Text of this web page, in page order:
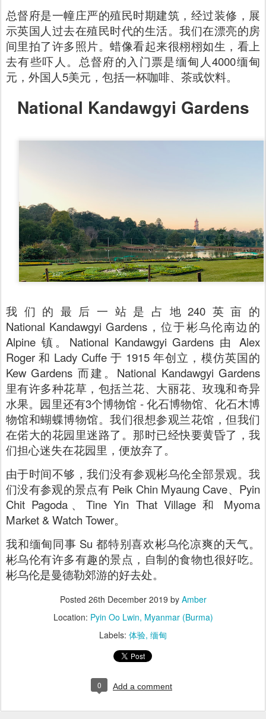
总督府是一幢庄严的殖民时期建筑，经过装修，展
示英国人过去在殖民时代的生活。我们在漂亮的房
间里拍了许多照片。蜡像看起来很栩栩如生，看上
去有些吓人。总督府的入门票是缅甸人4000缅甸
元，外国人5美元，包括一杯咖啡、茶或饮料。
National Kandawgyi Gardens
我们的最后一站是占地240英亩的
National Kandawgyi Gardens，位于彬乌伦南边的
Alpine 镇。National Kandawgyi Gardens 由 Alex
Roger 和 Lady Cuffe 于 1915 年创立，模仿英国的
Kew Gardens 而建。 National Kandawgyi Gardens
里有许多种花草，包括兰花、大丽花、玫瑰和奇异
水果。园里还有3个博物馆 - 化石博物馆、化石木博
物馆和蝴蝶博物馆。我们很想参观兰花馆，但我们
在偌大的花园里迷路了。那时已经快要黄昏了，我
们担心迷失在花园里，便放弃了。
由于时间不够，我们没有参观彬乌伦全部景观。我
们没有参观的景点有 Peik Chin Myaung Cave、Pyin
Chit Pagoda、Tine Yin That Village 和 Myoma
Market & Watch Tower。
我和缅甸同事 Su 都特别喜欢彬乌伦凉爽的天气。
彬乌伦有许多有趣的景点，自制的食物也很好吃。
彬乌伦是曼德勒郊游的好去处。
Posted 26th December 2019 by Amber
Location: Pyin Oo Lwin, Myanmar (Burma)
Labels: 体验 缅甸
0 Add a comment